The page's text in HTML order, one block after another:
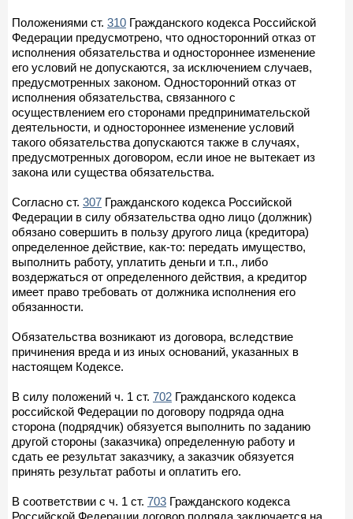
Положениями ст. 310 Гражданского кодекса Российской
Федерации предусмотрено, что односторонний отказ от
исполнения обязательства и одностороннее изменение
его условий не допускаются, за исключением случаев,
предусмотренных законом. Односторонний отказ от
исполнения обязательства, связанного с
осуществлением его сторонами предпринимательской
деятельности, и одностороннее изменение условий
такого обязательства допускаются также в случаях,
предусмотренных договором, если иное не вытекает из
закона или существа обязательства.
Согласно ст. 307 Гражданского кодекса Российской
Федерации в силу обязательства одно лицо (должник)
обязано совершить в пользу другого лица (кредитора)
определенное действие, как-то: передать имущество,
выполнить работу, уплатить деньги и т.п., либо
воздержаться от определенного действия, а кредитор
имеет право требовать от должника исполнения его
обязанности.
Обязательства возникают из договора, вследствие
причинения вреда и из иных оснований, указанных в
настоящем Кодексе.
В силу положений ч. 1 ст. 702 Гражданского кодекса
российской Федерации по договору подряда одна
сторона (подрядчик) обязуется выполнить по заданию
другой стороны (заказчика) определенную работу и
сдать ее результат заказчику, а заказчик обязуется
принять результат работы и оплатить его.
В соответствии с ч. 1 ст. 703 Гражданского кодекса
Российской Федерации договор подряда заключается на